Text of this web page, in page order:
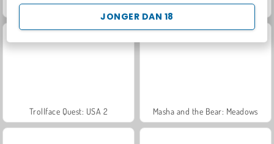
JONGER DAN 18
Juice Merge Grand Mahjong Connect
Trollface Quest: USA 2 Masha and the Bear: Meadows